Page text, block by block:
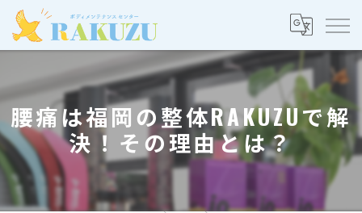
腰痛は福岡の整体RAKUZUで解
決！その理由とは？